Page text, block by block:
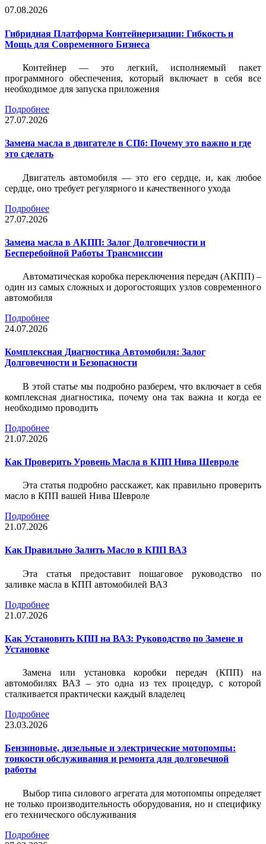
07.08.2026
Гибридная Платформа Контейнеризации: Гибкость и
Мощь для Современного Бизнеса
Контейнер — это легкий, исполняемый пакет
программного обеспечения, который включает в себя все
необходимое для запуска приложения
Подробнее
27.07.2026
Замена масла в двигателе в СПб: Почему это важно и где
это сделать
Двигатель автомобиля — это его сердце, и, как любое
сердце, оно требует регулярного и качественного ухода
Подробнее
27.07.2026
Замена масла в АКПП: Залог Долговечности и
Бесперебойной Работы Трансмиссии
Автоматическая коробка переключения передач (АКПП) –
один из самых сложных и дорогостоящих узлов современного
автомобиля
Подробнее
24.07.2026
Комплексная Диагностика Автомобиля: Залог
Долговечности и Безопасности
В этой статье мы подробно разберем, что включает в себя
комплексная диагностика, почему она так важна и когда ее
необходимо проводить
Подробнее
21.07.2026
Как Проверить Уровень Масла в КПП Нива Шевроле
Эта статья подробно расскажет, как правильно проверить
масло в КПП вашей Нива Шевроле
Подробнее
21.07.2026
Как Правильно Залить Масло в КПП ВАЗ
Эта статья предоставит пошаговое руководство по
заливке масла в КПП автомобилей ВАЗ
Подробнее
21.07.2026
Как Установить КПП на ВАЗ: Руководство по Замене и
Установке
Замена или установка коробки передач (КПП) на
автомобилях ВАЗ – это одна из тех процедур, с которой
сталкивается практически каждый владелец
Подробнее
23.03.2026
Бензиновые, дизельные и электрические мотопомпы:
тонкости обслуживания и ремонта для долговечной
работы
Выбор типа силового агрегата для мотопомпы определяет
не только производительность оборудования, но и специфику
его технического обслуживания
Подробнее